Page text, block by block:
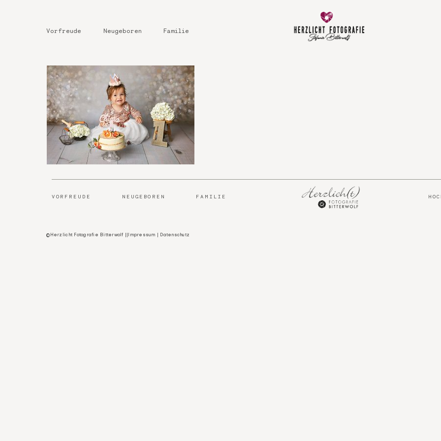
Vorfreude Neugeboren Familie
VORFREUDE NEUGEBOREN FAMILIE
©Herzlicht Fotografie Bitterwolf || Impressum
Datenschutz
Über mich